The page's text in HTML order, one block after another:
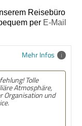
Reisebüro
per E-Mail
Mehr Infos
Tolle
Atmosphäre,
Organisation und